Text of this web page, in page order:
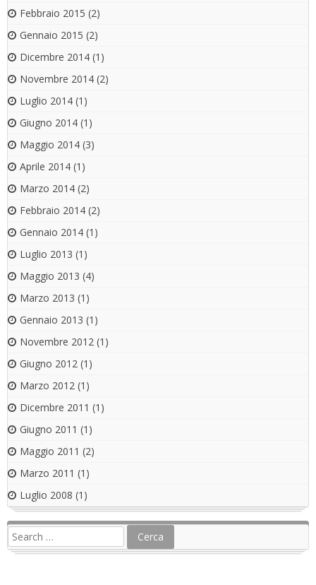
Febbraio 2015 (2)
Gennaio 2015 (2)
Dicembre 2014 (1)
Novembre 2014 (2)
Luglio 2014 (1)
Giugno 2014 (1)
Maggio 2014 (3)
Aprile 2014 (1)
Marzo 2014 (2)
Febbraio 2014 (2)
Gennaio 2014 (1)
Luglio 2013 (1)
Maggio 2013 (4)
Marzo 2013 (1)
Gennaio 2013 (1)
Novembre 2012 (1)
Giugno 2012 (1)
Marzo 2012 (1)
Dicembre 2011 (1)
Giugno 2011 (1)
Maggio 2011 (2)
Marzo 2011 (1)
Luglio 2008 (1)